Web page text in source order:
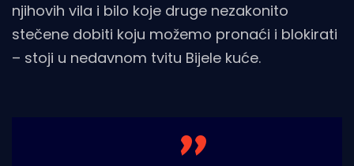
njihovih vila i bilo koje druge nezakonito
stečene dobiti koju možemo pronaći i blokirati
– stoji u nedavnom tvitu Bijele kuće.